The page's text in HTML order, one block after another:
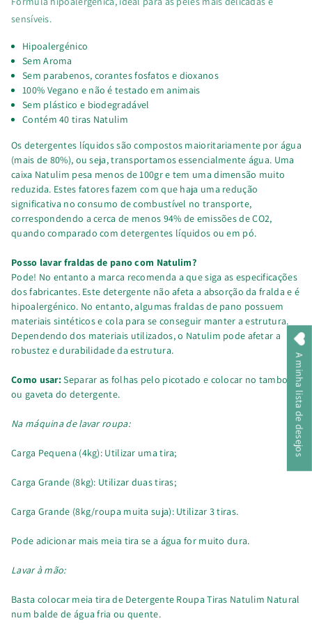
sensíveis.
Hipoalergénico
Sem Aroma
Sem parabenos, corantesfosfatos e dioxanos
100% Vegano e não é testadoem animais
Sem plástico e ​biodegradável
Contém 40 tiras Natulim
Os detergentes líquidos são compostos maioritariamente por água
(mais de 80%), ou seja, transportamos essencialmente água. Uma
caixa Natulim pesa menos de 100gr e tem uma dimensão muito
reduzida. Estes fatores fazem com que haja uma redução
significativa no consumo de combustível no transporte,
correspondendo a cerca de menos 94% de emissões de CO2,
quando comparado com detergentes líquidos ou em pó.
Posso lavar fraldas de pano com Natulim?
Pode! No entanto a marca recomenda a que siga as especificações
dos fabricantes. Este detergente não afeta a absorção da fralda e é
hipoalergénico. No entanto, algumas fraldas de pano possuem
materiais sintéticos e cola para se conseguir manter a estrutura.
Dependendo dos materiais utilizados, o Natulim pode afetar a
robustez e durabilidade da estrutura.
Como usar:Separar as folhas pelo picotado e colocar no tambor
ou gaveta do detergente.
Na máquina de lavar roupa:
Carga Pequena (4kg): Utilizar uma tira;
Carga Grande (8kg): Utilizar duas tiras;
Carga Grande (8kg/roupa muita suja): Utilizar 3 tiras.
Pode adicionar mais meia tira se a água for muito dura.
Lavar à mão:
Basta colocar meia tira de Detergente Roupa Tiras Natulim Natural
num balde de água fria ou quente.
A minha lista de desejos